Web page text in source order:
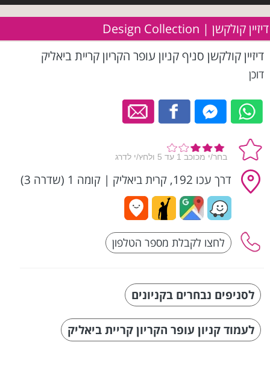
דיזיין קולקשן | Design Collection
דיזיין קולקשן סניף קניון עופר הקריון קריית ביאליק
דוכן
דרך עכו 192, קרית ביאליק | קומה 1 (שדרה 3)
לסניפים נבחרים בקניונים
לעמוד קניון עופר הקריון קריית ביאליק